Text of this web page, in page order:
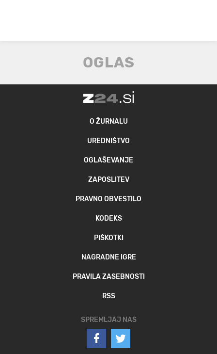
O ŽURNALU
UREDNIŠTVO
OGLAŠEVANJE
ZAPOSLITEV
PRAVNO OBVESTILO
KODEKS
PIŠKOTKI
NAGRADNE IGRE
PRAVILA ZASEBNOSTI
RSS
SPREMLJAJ NAS